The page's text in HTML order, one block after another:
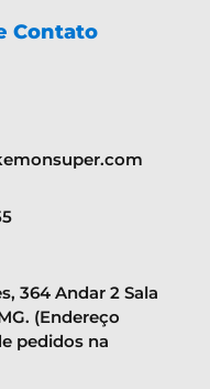
Contato
364 Andar 2 Sala
(Endereço
pedidos na